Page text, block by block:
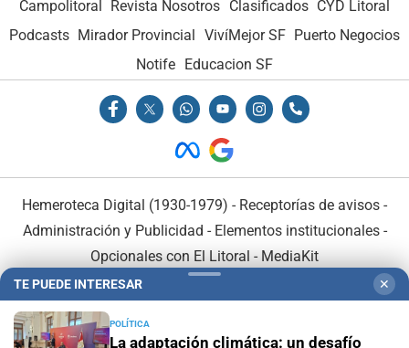
Campolitoral Revista Nosotros Clasificados CYD Litoral
Podcasts Mirador Provincial VivíMejor SF Puerto Negocios
Notife
Educacion SF
Hemeroteca Digital (1930-1979) - Receptorías de avisos -
Administración y Publicidad - Elementos institucionales-
Opcionales con El Litoral - MediaKit
TE PUEDE INTERESAR ✕
POLÍTICA
La adaptación climática: un desafío